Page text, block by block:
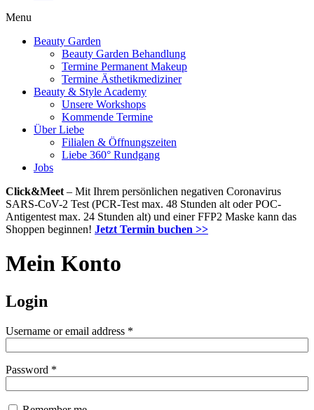
Menu
Beauty Garden
Beauty Garden Behandlung
Termine Permanent Makeup
Termine Ästhetikmediziner
Beauty & Style Academy
Unsere Workshops
Kommende Termine
Über Liebe
Filialen & Öffnungszeiten
Liebe 360° Rundgang
Jobs
Click&Meet – Mit Ihrem persönlichen negativen Coronavirus
SARS-CoV-2 Test (PCR-Test max. 48 Stunden alt oder POC-
Antigentest max. 24 Stunden alt) und einer FFP2 Maske kann das
Shoppen beginnen! Jetzt Termin buchen >>
Mein Konto
Login
Username or email address *
Password *